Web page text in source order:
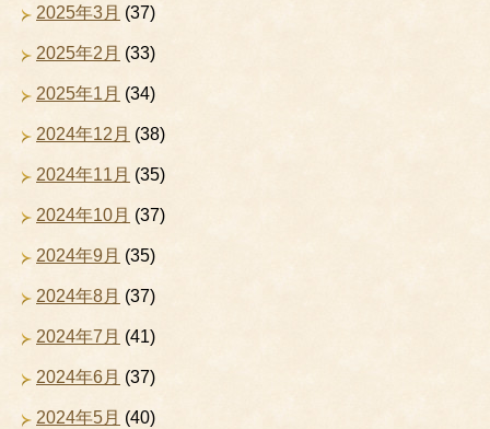
2025年3月 (37)
2025年2月 (33)
2025年1月 (34)
2024年12月 (38)
2024年11月 (35)
2024年10月 (37)
2024年9月 (35)
2024年8月 (37)
2024年7月 (41)
2024年6月 (37)
2024年5月 (40)